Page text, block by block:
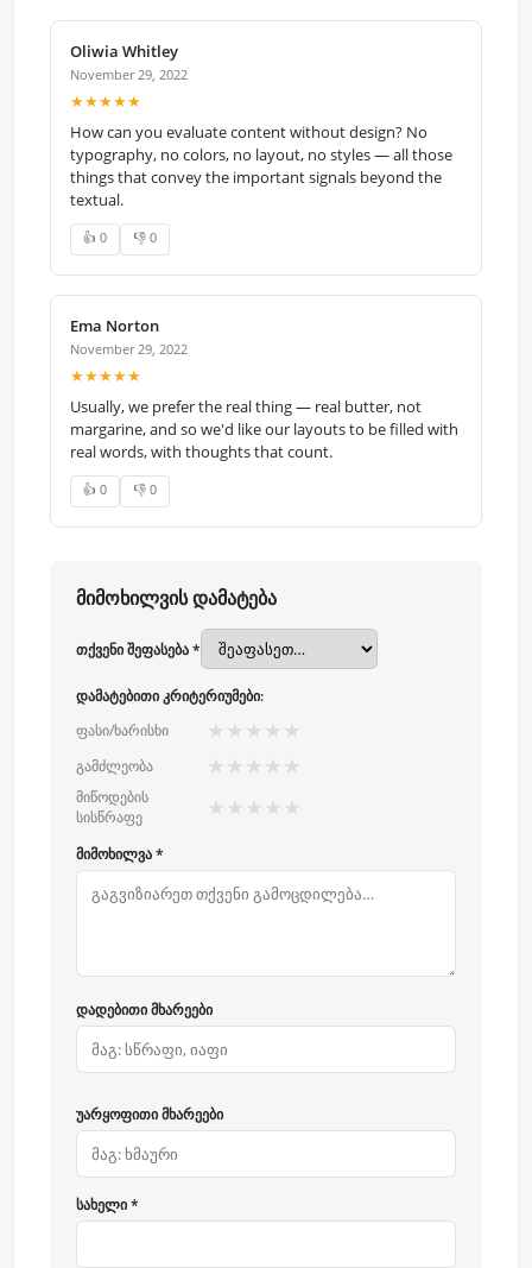
Oliwia Whitley
November 29, 2022
★★★★★
How can you evaluate content without design? No
typography, no colors, no layout, no styles — all those
things that convey the important signals beyond the
textual.
👍 0 👎 0
Ema Norton
November 29, 2022
★★★★★
Usually, we prefer the real thing — real butter, not
margarine, and so we'd like our layouts to be filled with
real words, with thoughts that count.
👍 0 👎 0
მიმოხილვის დამატება
თქვენი შეფასება *
დამატებითი კრიტერიუმები:
ფასი/ხარისხი
★ ★ ★ ★ ★
გამძლეობა ★ ★ ★ ★ ★
მიწოდების
სისწრაფე
★ ★ ★ ★ ★
მიმოხილვა *
დადებითი მხარეები
უარყოფითი მხარეები
სახელი *